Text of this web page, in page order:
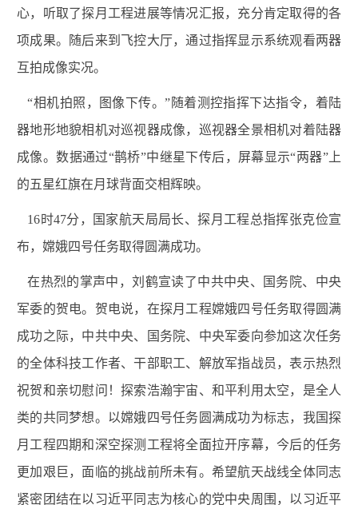
心，听取了探月工程进展等情况汇报，充分肯定取得的各
项成果。随后来到飞控大厅，通过指挥显示系统观看两器
互拍成像实况。
“相机拍照，图像下传。”随着测控指挥下达指令，着陆
器地形地貌相机对巡视器成像，巡视器全景相机对着陆器
成像。数据通过“鹊桥”中继星下传后，屏幕显示“两器”上
的五星红旗在月球背面交相辉映。
16时47分，国家航天局局长、探月工程总指挥张克俭宣
布，嫦娥四号任务取得圆满成功。
在热烈的掌声中，刘鹤宣读了中共中央、国务院、中央
军委的贺电。贺电说，在探月工程嫦娥四号任务取得圆满
成功之际，中共中央、国务院、中央军委向参加这次任务
的全体科技工作者、干部职工、解放军指战员，表示热烈
祝贺和亲切慰问！探索浩瀚宇宙、和平利用太空，是全人
类的共同梦想。以嫦娥四号任务圆满成功为标志，我国探
月工程四期和深空探测工程将全面拉开序幕，今后的任务
更加艰巨，面临的挑战前所未有。希望航天战线全体同志
紧密团结在以习近平同志为核心的党中央周围，以习近平